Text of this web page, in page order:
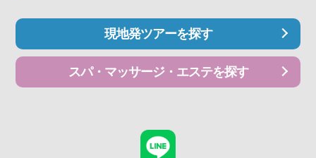
現地発ツアーを探す
スパ・マッサージ・エステを探す